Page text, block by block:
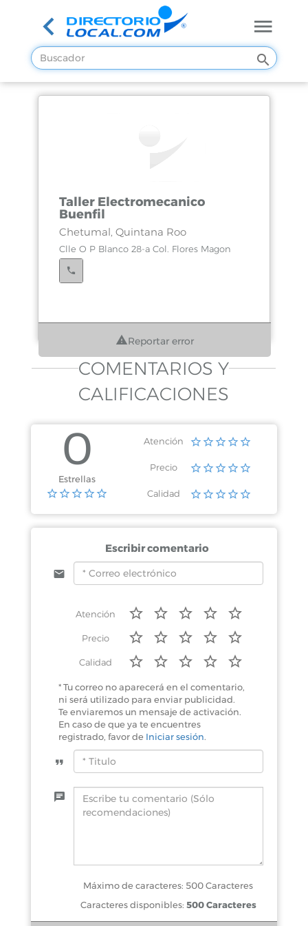
Taller Electromecanico
Buenfil
Chetumal, Quintana Roo
Clle O P Blanco 28-a Col. Flores Magon
Reportar error
COMENTARIOS Y
CALIFICACIONES
0
Estrellas
Atención
Precio
Calidad
Escribir comentario
Atención
Precio
Calidad
* Tu correo no aparecerá en el comentario,
ni será utilizado para enviar publicidad.
Te enviaremos un mensaje de activación.
En caso de que ya te encuentres
registrado, favor de Iniciar sesión.
Máximo de caracteres: 500 Caracteres
Caracteres disponibles: 500 Caracteres